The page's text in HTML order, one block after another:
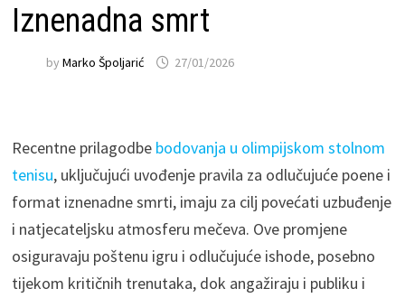
Iznenadna smrt
by Marko Špoljarić 27/01/2026
Recentne prilagodbe bodovanja u olimpijskom stolnom
tenisu, uključujući uvođenje pravila za odlučujuće poene i
format iznenadne smrti, imaju za cilj povećati uzbuđenje
i natjecateljsku atmosferu mečeva. Ove promjene
osiguravaju poštenu igru i odlučujuće ishode, posebno
tijekom kritičnih trenutaka, dok angažiraju i publiku i